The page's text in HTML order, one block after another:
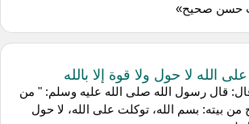
حسن صحيح»
الله لا حول ولا قوة إلا بالله
قال رسول الله صلى الله عليه وسلم: " من
من بيته: بسم الله، توكلت على الله، لا حول